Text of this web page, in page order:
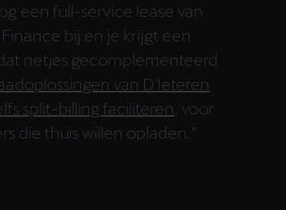
een full-service lease van
Finance bij en je krijgt een
netjes gecomplementeerd
van D'Ieteren
split-billing faciliteren , voor
die thuis willen opladen.”